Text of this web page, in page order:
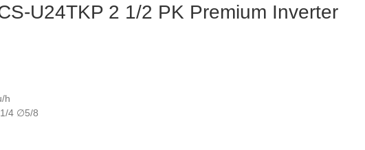
U24TKP 2 1/2 PK Premium Inverter
h
4 ∅5/8